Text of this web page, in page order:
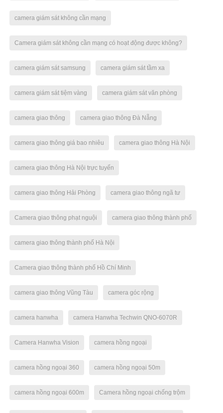
camera giám sát không cần mạng
Camera giám sát không cần mạng có hoạt động được không?
camera giám sát samsung camera giám sát tầm xa
camera giám sát tiệm vàng camera giám sát văn phòng
camera giao thông camera giao thông Đà Nẵng
camera giao thông giá bao nhiêu camera giao thông Hà Nội
camera giao thông Hà Nội trực tuyến
camera giao thông Hải Phòng camera giao thông ngã tư
Camera giao thông phạt nguội camera giao thông thành phố
camera giao thông thành phố Hà Nội
Camera giao thông thành phố Hồ Chí Minh
camera giao thông Vũng Tàu camera góc rộng
camera hanwha camera Hanwha Techwin QNO-6070R
Camera Hanwha Vision camera hồng ngoại
camera hồng ngoại 360 camera hồng ngoại 50m
camera hồng ngoại 600m Camera hồng ngoại chống trộm